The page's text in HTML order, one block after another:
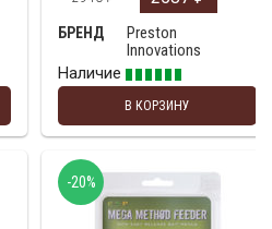
БРЕНД
Preston
Innovations
Наличие
В КОРЗИНУ
-20%